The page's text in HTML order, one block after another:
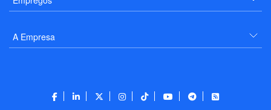
A Empresa